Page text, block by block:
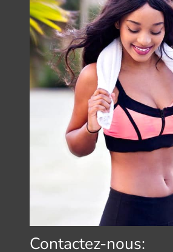
Contactez-nous: